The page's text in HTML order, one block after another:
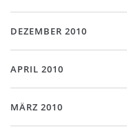
DEZEMBER 2010
APRIL 2010
MÄRZ 2010